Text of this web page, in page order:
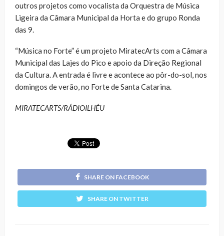
outros projetos como vocalista da Orquestra de Música
Ligeira da Câmara Municipal da Horta e do grupo Ronda
das 9.
“Música no Forte” é um projeto MiratecArts com a Câmara
Municipal das Lajes do Pico e apoio da Direção Regional
da Cultura. A entrada é livre e acontece ao pôr-do-sol, nos
domingos de verão, no Forte de Santa Catarina.
MIRATECARTS/RÁDIOILHÉU
SHARE ON FACEBOOK
SHARE ON TWITTER